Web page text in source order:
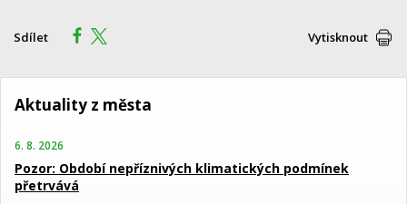
Sdílet Vytisknout
Aktuality z města
6. 8. 2026
Pozor: Období nepříznivých klimatických podmínek
přetrvává